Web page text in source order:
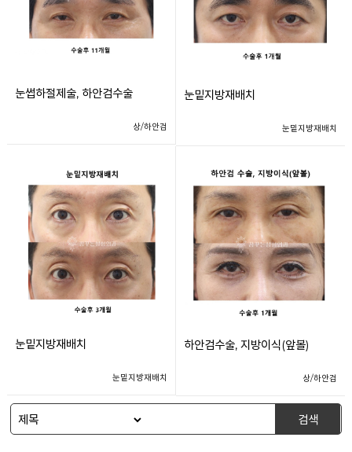
눈썹하절제술, 하안검수술
상/하안검
눈밑지방재배치
눈밑지방재배치
눈밑지방재배치
눈밑지방재배치
하안검수술, 지방이식(앞볼)
상/하안검
검색